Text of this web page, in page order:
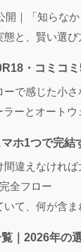
開｜「知らな
態と、賢い選び
・コミコ
で感じた小さ
ーとオートウ
ホ1つで完結
間違えなければ
全フロー
て、何が含
｜2026年の